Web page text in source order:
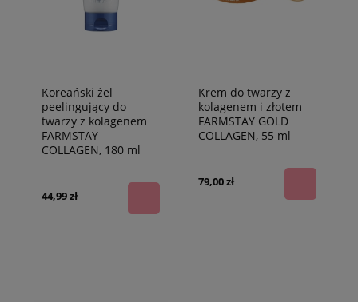
Koreański żel
peelingujący do
twarzy z kolagenem
FARMSTAY
COLLAGEN, 180 ml
44,99 zł
Krem do twarzy z
kolagenem i złotem
FARMSTAY GOLD
COLLAGEN, 55 ml
79,00 zł